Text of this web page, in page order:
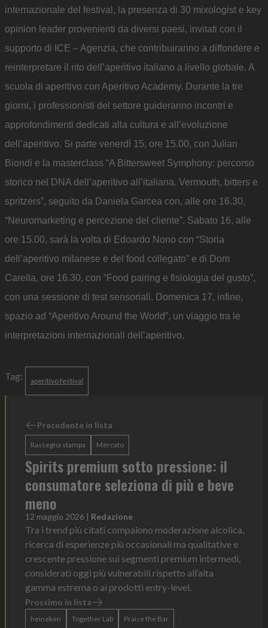
internazionale del festival, la presenza di 30 mixologist e key
opinion leader provenienti da diversi paesi, invitati con il
supporto di ICE – Agenzia, che contribuiranno a diffondere e
reinterpretare il rito dell’aperitivo italiano a livello globale. A
scuola di aperitivo con Aperitivo Academy. Durante la tre
giorni, i professionisti del settore guideranno incontri e
approfondimenti dedicati alla cultura e all’evoluzione
dell’aperitivo. Si parte venerdì 15, ore 15.00, con Julian
Biondi e la masterclass “A Bittersweet Symphony: percorso
storico nel DNA dell’aperitivo all’italiana. Vermouth, bitters e
spritzers”, seguito da Daniela Garcea con, alle ore 16.30,
“Neuromarketing e percezione del cliente”. Sabato 16, alle
ore 15.00, sarà la volta di Edoardo Nono con “Storia
dell’aperitivo milanese e del food collegato” e di Dom
Carella, ore 16.30, con “Food pairing e fisiologia del gusto”,
con una sessione di test sensoriali. Domenica 17, infine,
spazio ad “Aperitivo Around the World”, un viaggio tra le
interpretazioni internazionali dell’aperitivo.
Tag: aperitivo festival
Precedente in lista
Rassegna stampa Mercato
Spirits premium sotto pressione: il
consumatore seleziona di più e beve
meno
12 maggio 2026 | Redazione
Tra i trend più citati compaiono moderazione alcolica,
ricerca di esperienze più occasionali ma qualitative e
crescente pressione sui segmenti premium intermedi,
considerati oggi più vulnerabili rispetto all’alta
gamma estrema o ai prodotti entry-level.
Prossimo in lista
heineken Together Lab Praise the Bar